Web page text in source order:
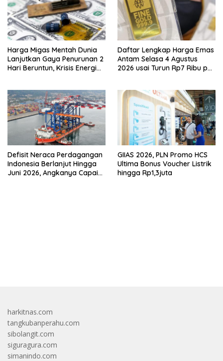
Harga Migas Mentah Dunia
Lanjutkan Gaya Penurunan 2
Hari Beruntun, Krisis Energi
Daftar Lengkap Harga Emas
Antam Selasa 4 Agustus
2026 usai Turun Rp7 Ribu per
Defisit Neraca Perdagangan
Indonesia Berlanjut Hingga
Juni 2026, Angkanya Capai
GIIAS 2026, PLN Promo HCS
Ultima Bonus Voucher Listrik
hingga Rp1,3juta
harkitnas.com
tangkubanperahu.com
sibolangit.com
siguragura.com
simanindo.com